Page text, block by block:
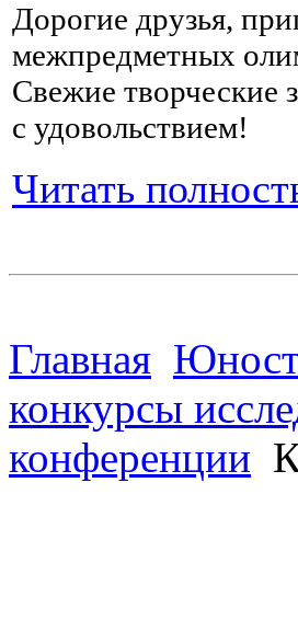
Дорогие друзья,
межпредметных
Свежие творческие
с удовольствием!
Читать
Главная
конкурсы
конференции